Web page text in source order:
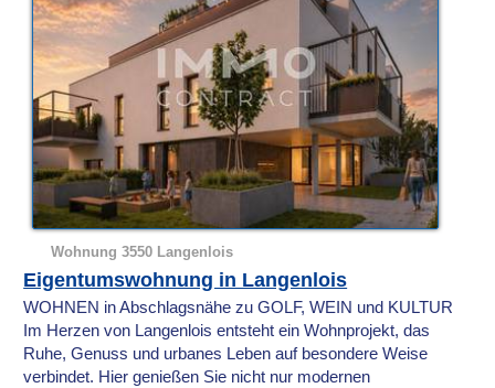
Wohnung 3550 Langenlois
Eigentumswohnung in Langenlois
WOHNEN in Abschlagsnähe zu GOLF, WEIN und KULTUR
Im Herzen von Langenlois entsteht ein Wohnprojekt, das
Ruhe, Genuss und urbanes Leben auf besondere Weise
verbindet. Hier genießen Sie nicht nur modernen